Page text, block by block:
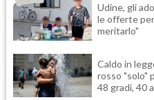
Udine, gli
le offerte
meritarlo"
Caldo in
rosso "solo"
48 gradi, 40